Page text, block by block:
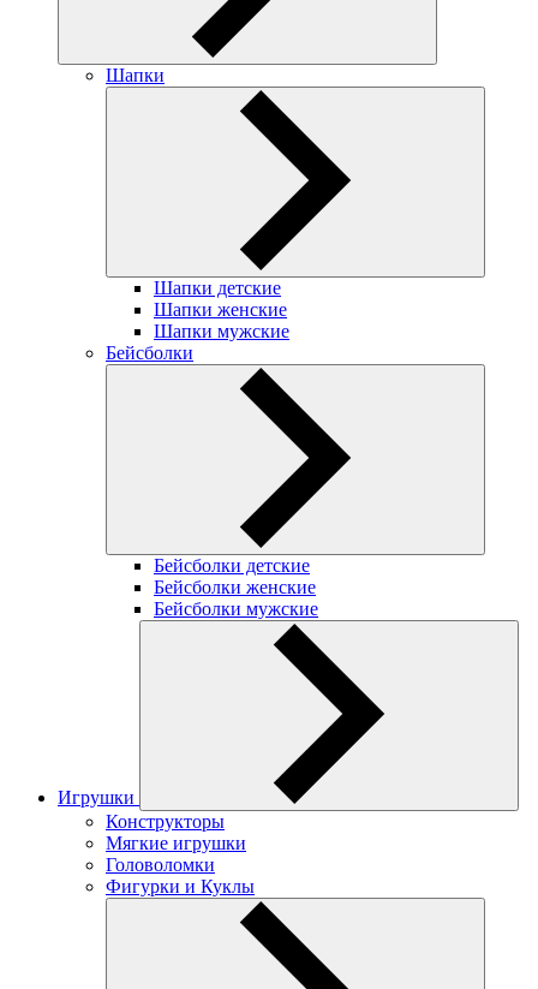
Шапки
Шапки детские
Шапки женские
Шапки мужские
Бейсболки
Бейсболки детские
Бейсболки женские
Бейсболки мужские
Игрушки
Конструкторы
Мягкие игрушки
Головоломки
Фигурки и Куклы